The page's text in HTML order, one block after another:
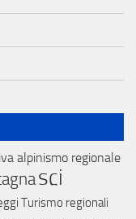
alpinismo regionale
sci
Turismo regionali